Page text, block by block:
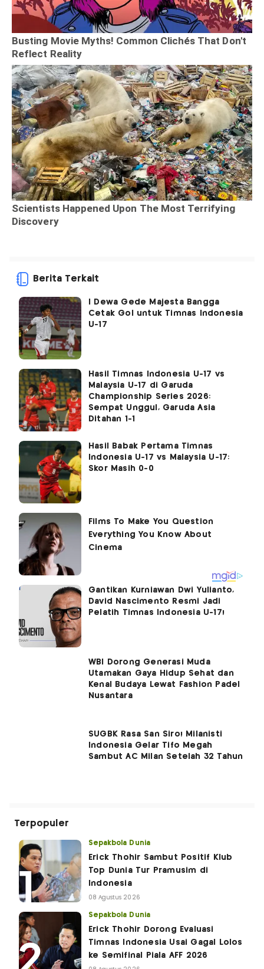
Berita Terkait
I Dewa Gede Majesta Bangga
Cetak Gol untuk Timnas Indonesia
U-17
Hasil Timnas Indonesia U-17 vs
Malaysia U-17 di Garuda
Championship Series 2026:
Sempat Unggul, Garuda Asia
Ditahan 1-1
Hasil Babak Pertama Timnas
Indonesia U-17 vs Malaysia U-17:
Skor Masih 0-0
Gantikan Kurniawan Dwi Yulianto,
David Nascimento Resmi Jadi
Pelatih Timnas Indonesia U-17!
WBI Dorong Generasi Muda
Utamakan Gaya Hidup Sehat dan
Kenal Budaya Lewat Fashion Padel
Nusantara
SUGBK Rasa San Siro! Milanisti
Indonesia Gelar Tifo Megah
Sambut AC Milan Setelah 32 Tahun
Terpopuler
Sepakbola Dunia
Erick Thohir Sambut Positif Klub
Top Dunia Tur Pramusim di
Indonesia
08 Agustus 2026
Sepakbola Dunia
Erick Thohir Dorong Evaluasi
Timnas Indonesia Usai Gagal Lolos
ke Semifinal Piala AFF 2026